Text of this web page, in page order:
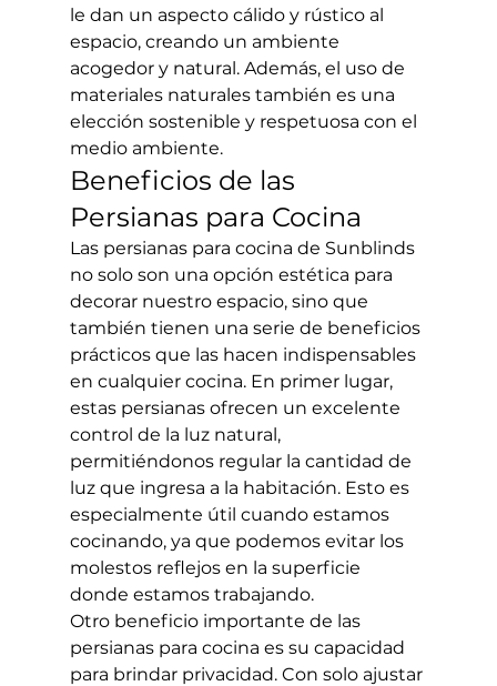
le dan un aspecto cálido y rústico al
espacio, creando un ambiente
acogedor y natural. Además, el uso de
materiales naturales también es una
elección sostenible y respetuosa con el
medio ambiente.
Beneficios de las
Persianas para Cocina
Las persianas para cocina de Sunblinds
no solo son una opción estética para
decorar nuestro espacio, sino que
también tienen una serie de beneficios
prácticos que las hacen indispensables
en cualquier cocina. En primer lugar,
estas persianas ofrecen un excelente
control de la luz natural,
permitiéndonos regular la cantidad de
luz que ingresa a la habitación. Esto es
especialmente útil cuando estamos
cocinando, ya que podemos evitar los
molestos reflejos en la superficie
donde estamos trabajando.
Otro beneficio importante de las
persianas para cocina es su capacidad
para brindar privacidad. Con solo ajustar